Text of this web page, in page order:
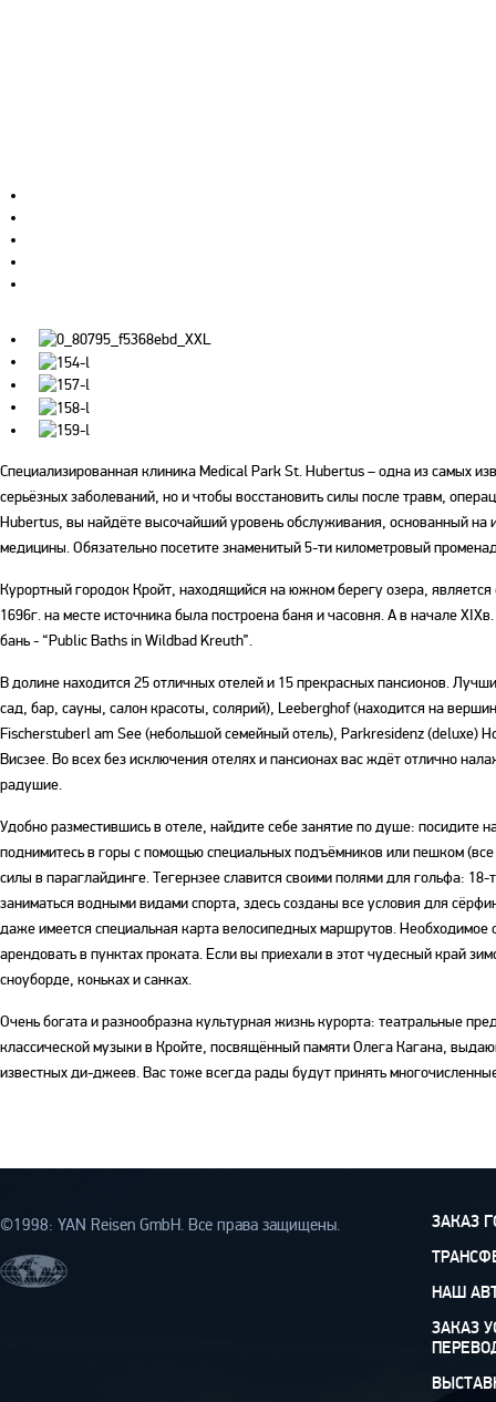
Специализированная клиника Medical Park St. Hubertus – одна из самых
серьёзных заболеваний, но и чтобы восстановить силы после травм,
Hubertus, вы найдёте высочайший уровень обслуживания, основанный на
медицины. Обязательно посетите знаменитый 5-ти километровый
Курортный городок Кройт, находящийся на южном берегу озера,
1696г. на месте источника была построена баня и часовня. А в начале
бань - “Public Baths in Wildbad Kreuth”.
В долине находится 25 отличных отелей и 15 прекрасных пансионов.
сад, бар, сауны, салон красоты, солярий), Leeberghof (находится на
Fischerstuberl am See (небольшой семейный отель), Parkresidenz (deluxe)
Висзее. Во всех без исключения отелях и пансионах вас ждёт отлично
радушие.
Удобно разместившись в отеле, найдите себе занятие по душе: посидите
поднимитесь в горы с помощью специальных подъёмников или пешком
силы в параглайдинге. Тегернзее славится своими полями для гольфа:
заниматься водными видами спорта, здесь созданы все условия для
даже имеется специальная карта велосипедных маршрутов.
арендовать в пунктах проката. Если вы приехали в этот чудесный край
сноуборде, коньках и санках.
Очень богата и разнообразна культурная жизнь курорта: театральные
классической музыки в Кройте, посвящённый памяти Олега Кагана,
известных ди-джеев. Вас тоже всегда рады будут принять
©1998: YAN Rеisen GmbH. Все права защищены.
ЗАКАЗ
НАШ
ЗАКАЗ